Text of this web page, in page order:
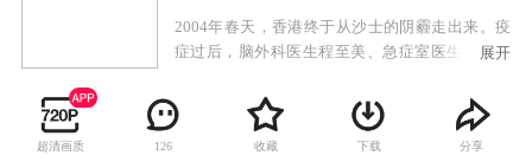
2004年春天，香港终于从沙士的阴霾走出来。疫
症过后，脑外科医生程至美、急症室医生黎国柱
友的死讯，程至美情绪崩溃，法医岑雅晴陪伴左
右。黎国柱结束了与江新月的恋情后，卷入与骨
科医生叶淘及见习医生曾淑淇的三角恋。饱受沙
展开
超清画质 126 收藏 下载 分享